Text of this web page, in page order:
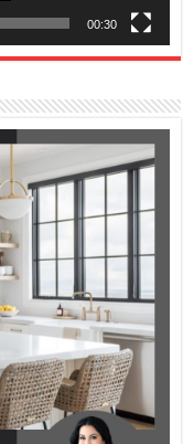
00:30